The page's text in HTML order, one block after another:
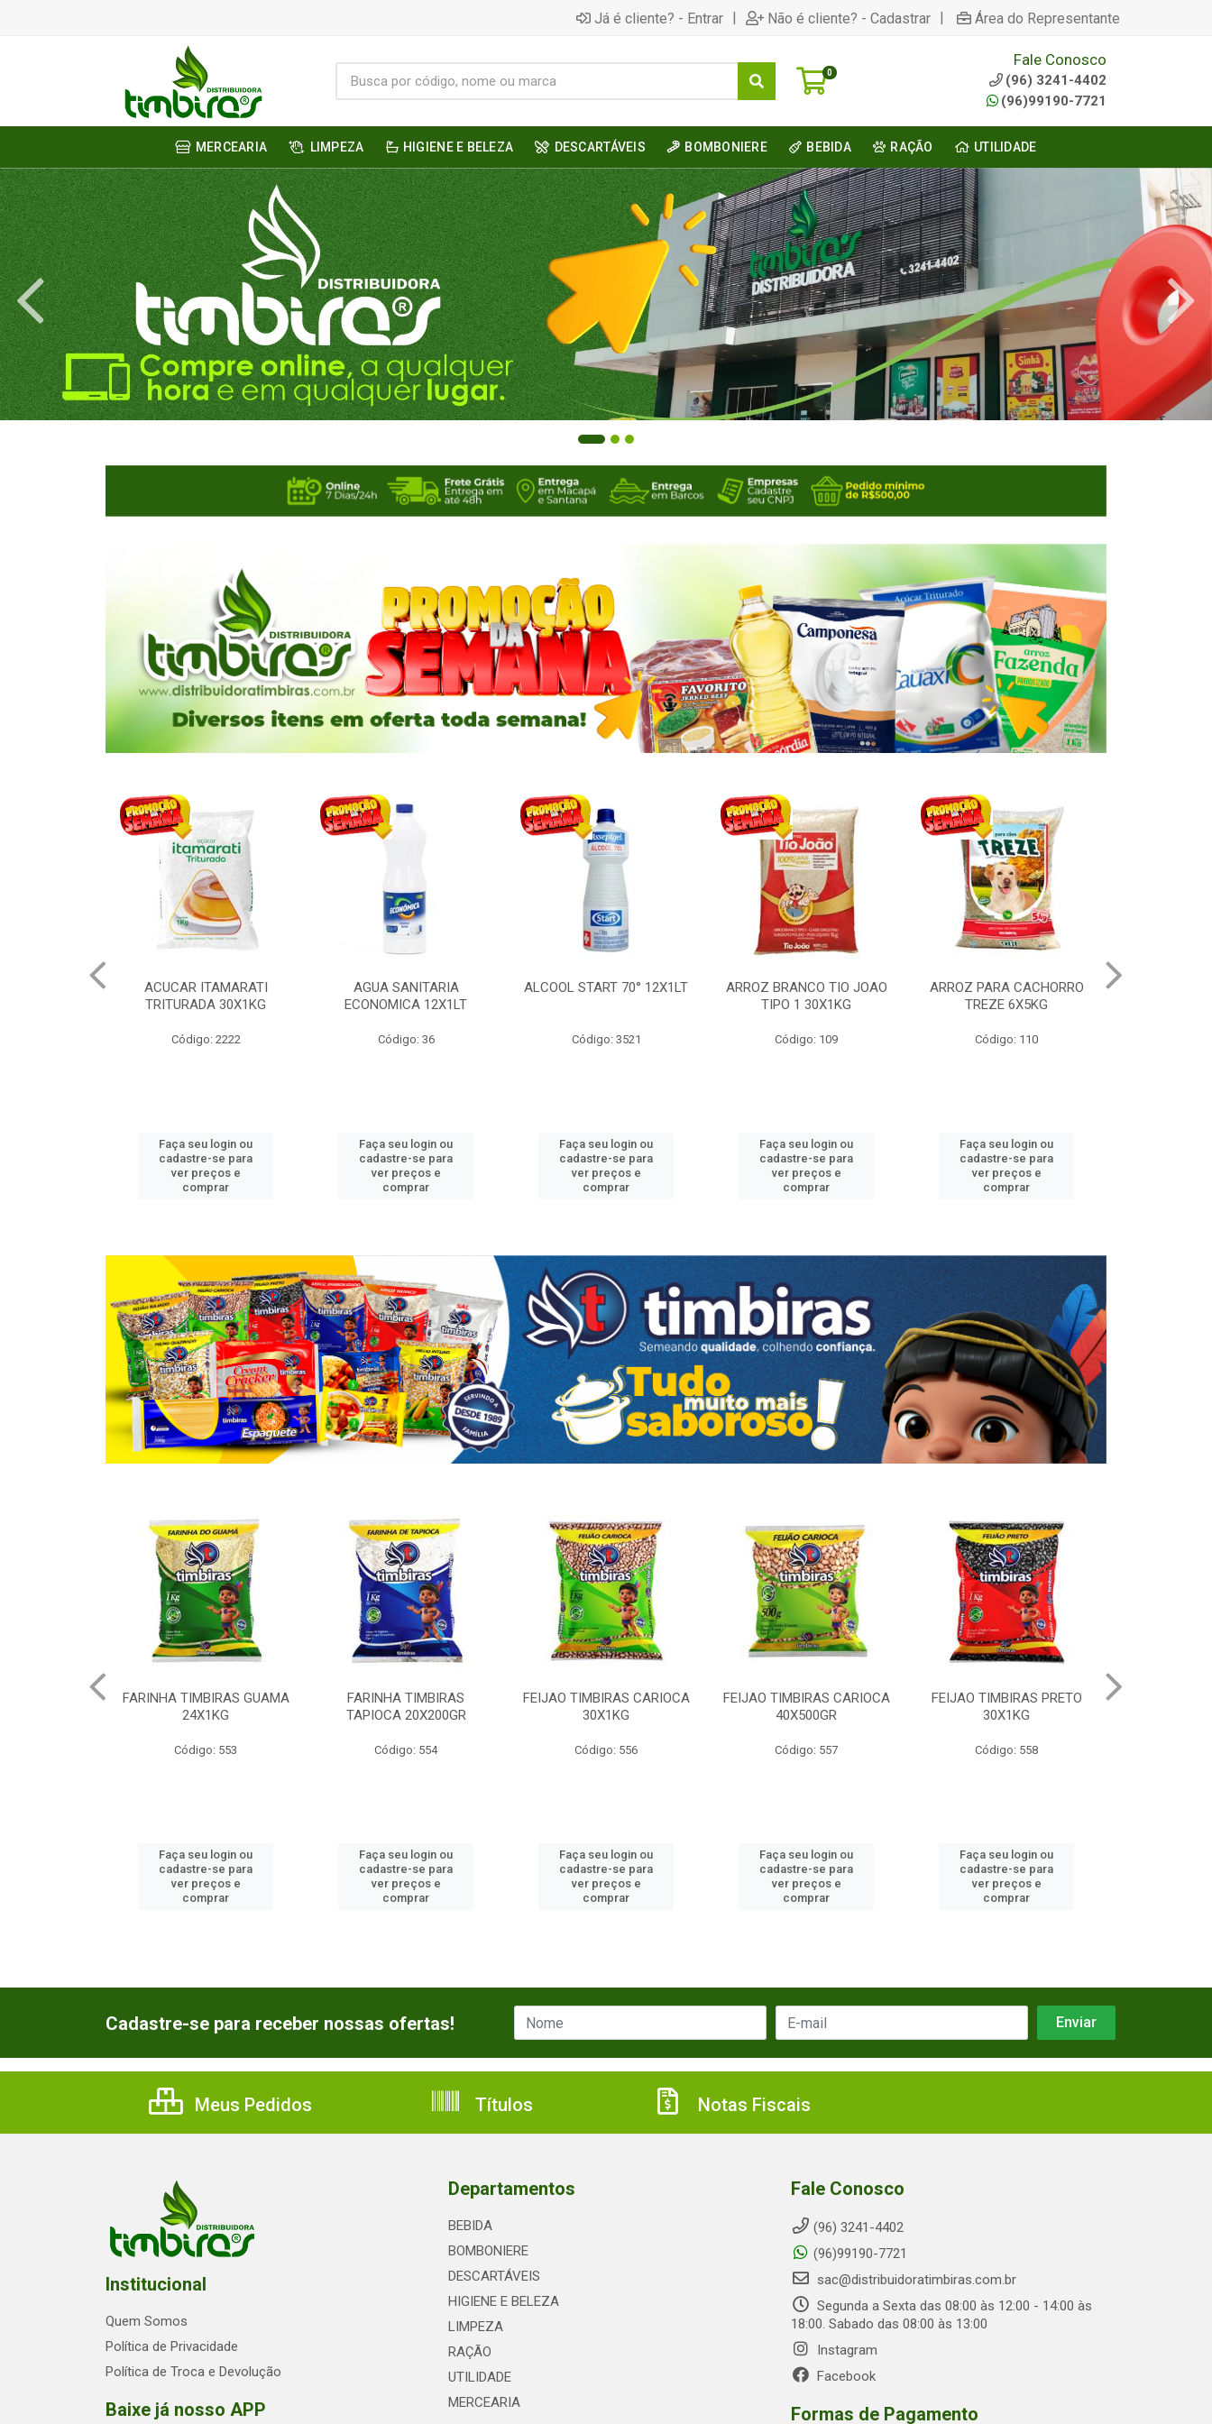
Já é cliente? - Entrar | Não é cliente? - Cadastrar | Área do Representante
0
Fale Conosco
(96) 3241-4402
(96)99190-7721
MERCEARIA LIMPEZA HIGIENE E BELEZA DESCARTÁVEIS BOMBONIERE BEBIDA RAÇÃO UTILIDADE
ACUCAR ITAMARATI
TRITURADA 30X1KG
Código: 2222
Faça seu login ou
cadastre-se para
ver preços e
comprar
AGUA SANITARIA
ECONOMICA 12X1LT
Código: 36
Faça seu login ou
cadastre-se para
ver preços e
comprar
ALCOOL START 70° 12X1LT
Código: 3521
Faça seu login ou
cadastre-se para
ver preços e
comprar
ARROZ BRANCO TIO JOAO
TIPO 1 30X1KG
Código: 109
Faça seu login ou
cadastre-se para
ver preços e
comprar
ARROZ PARA CACHORRO
TREZE 6X5KG
Código: 110
Faça seu login ou
cadastre-se para
ver preços e
comprar
FARINHA TIMBIRAS GUAMA
24X1KG
Código: 553
Faça seu login ou
cadastre-se para
ver preços e
comprar
FARINHA TIMBIRAS
TAPIOCA 20X200GR
Código: 554
Faça seu login ou
cadastre-se para
ver preços e
comprar
FEIJAO TIMBIRAS CARIOCA
30X1KG
Código: 556
Faça seu login ou
cadastre-se para
ver preços e
comprar
FEIJAO TIMBIRAS CARIOCA
40X500GR
Código: 557
Faça seu login ou
cadastre-se para
ver preços e
comprar
FEIJAO TIMBIRAS PRETO
30X1KG
Código: 558
Faça seu login ou
cadastre-se para
ver preços e
comprar
Cadastre-se para receber nossas ofertas!
Meus Pedidos Títulos Notas Fiscais
Institucional
Quem Somos
Política de Privacidade
Política de Troca e Devolução
Baixe já nosso APP
Departamentos
BEBIDA
BOMBONIERE
DESCARTÁVEIS
HIGIENE E BELEZA
LIMPEZA
RAÇÃO
UTILIDADE
MERCEARIA
Fale Conosco
(96) 3241-4402
(96)99190-7721
sac@distribuidoratimbiras.com.br
Segunda a Sexta das 08:00 às 12:00 - 14:00 às
18:00. Sabado das 08:00 às 13:00
Instagram
Facebook
Formas de Pagamento